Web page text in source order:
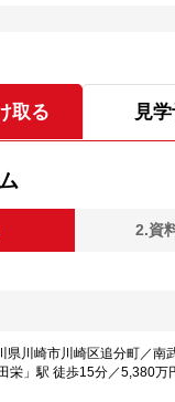
取る 見
2.資
県川崎市川崎区追分町／南
栄」駅 徒歩15分／5,380万